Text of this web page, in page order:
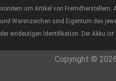
sondern um Artikel von Fremdherstellern.
und Warenzeichen sind Eigentum des
der eindeutigen Identifikation. Der Akku
Copyright ©